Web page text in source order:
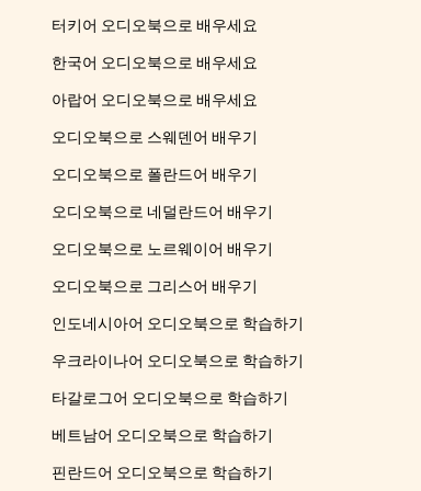
터키어 오디오북으로 배우세요
한국어 오디오북으로 배우세요
아랍어 오디오북으로 배우세요
오디오북으로 스웨덴어 배우기
오디오북으로 폴란드어 배우기
오디오북으로 네덜란드어 배우기
오디오북으로 노르웨이어 배우기
오디오북으로 그리스어 배우기
인도네시아어 오디오북으로 학습하기
우크라이나어 오디오북으로 학습하기
타갈로그어 오디오북으로 학습하기
베트남어 오디오북으로 학습하기
핀란드어 오디오북으로 학습하기